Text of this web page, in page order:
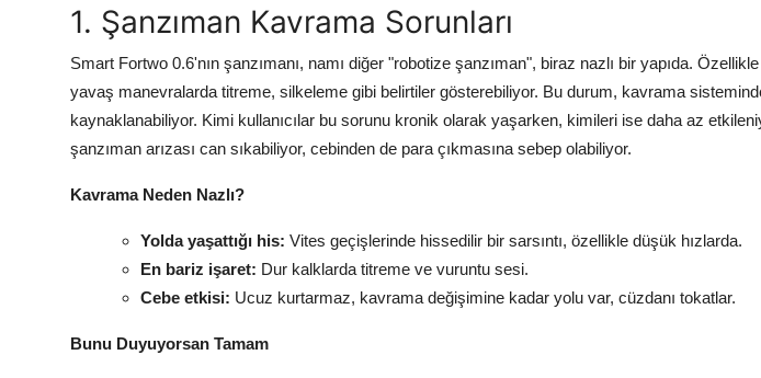
1. Şanzıman Kavrama Sorunları
Smart Fortwo 0.6'nın şanzımanı, namı diğer "robotize şanzıman", biraz nazlı bir yapıda.
yavaş manevralarda titreme, silkeleme gibi belirtiler gösterebiliyor. Bu durum, kavrama
kaynaklanabiliyor. Kimi kullanıcılar bu sorunu kronik olarak yaşarken, kimileri ise daha az
şanzıman arızası can sıkabiliyor, cebinden de para çıkmasına sebep olabiliyor.
Kavrama Neden Nazlı?
Yolda yaşattığı his: Vites geçişlerinde hissedilir bir sarsıntı, özellikle düşük hızlarda.
En bariz işaret: Dur kalklarda titreme ve vuruntu sesi.
Cebe etkisi: Ucuz kurtarmaz, kavrama değişimine kadar yolu var, cüzdanı tokatlar.
Bunu Duyuyorsan Tamam